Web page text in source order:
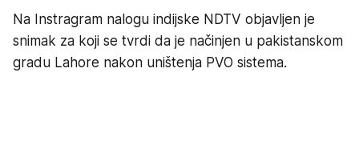
Na Instragram nalogu indijske NDTV objavljen je
snimak za koji se tvrdi da je načinjen u pakistanskom
gradu Lahore nakon uništenja PVO sistema.